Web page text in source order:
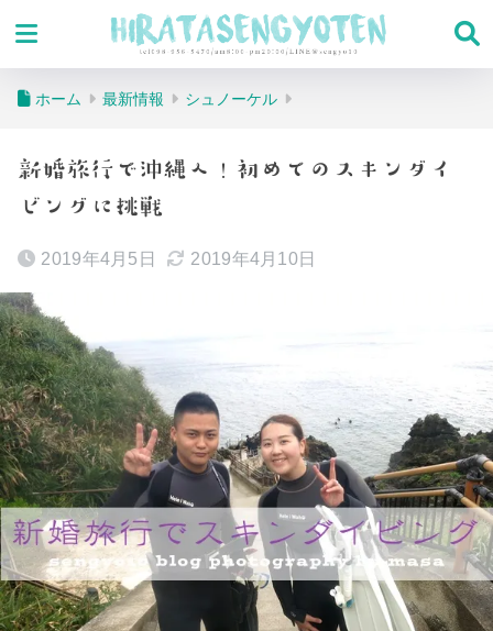
ホーム 最新情報 シュノーケル
新婚旅行で沖縄へ！初めてのスキンダイ
ビングに挑戦
2019年4月5日 2019年4月10日